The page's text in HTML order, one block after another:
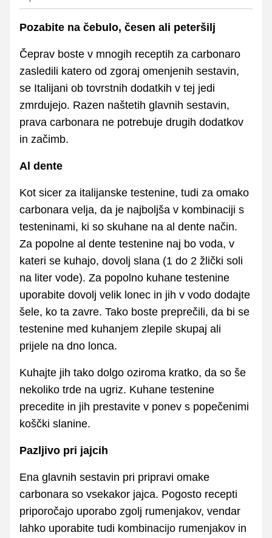
Pozabite na čebulo, česen ali peteršilj
Čeprav boste v mnogih receptih za carbonaro
zasledili katero od zgoraj omenjenih sestavin,
se Italijani ob tovrstnih dodatkih v tej jedi
zmrdujejo. Razen naštetih glavnih sestavin,
prava carbonara ne potrebuje drugih dodatkov
in začimb.
Al dente
Kot sicer za italijanske testenine, tudi za omako
carbonara velja, da je najboljša v kombinaciji s
testeninami, ki so skuhane na al dente način.
Za popolne al dente testenine naj bo voda, v
kateri se kuhajo, dovolj slana (1 do 2 žlički soli
na liter vode). Za popolno kuhane testenine
uporabite dovolj velik lonec in jih v vodo dodajte
šele, ko ta zavre. Tako boste preprečili, da bi se
testenine med kuhanjem zlepile skupaj ali
prijele na dno lonca.
Kuhajte jih tako dolgo oziroma kratko, da so še
nekoliko trde na ugriz. Kuhane testenine
precedite in jih prestavite v ponev s popečenimi
koščki slanine.
Pazljivo pri jajcih
Ena glavnih sestavin pri pripravi omake
carbonara so vsekakor jajca. Pogosto recepti
priporočajo uporabo zgolj rumenjakov, vendar
lahko uporabite tudi kombinacijo rumenjakov in